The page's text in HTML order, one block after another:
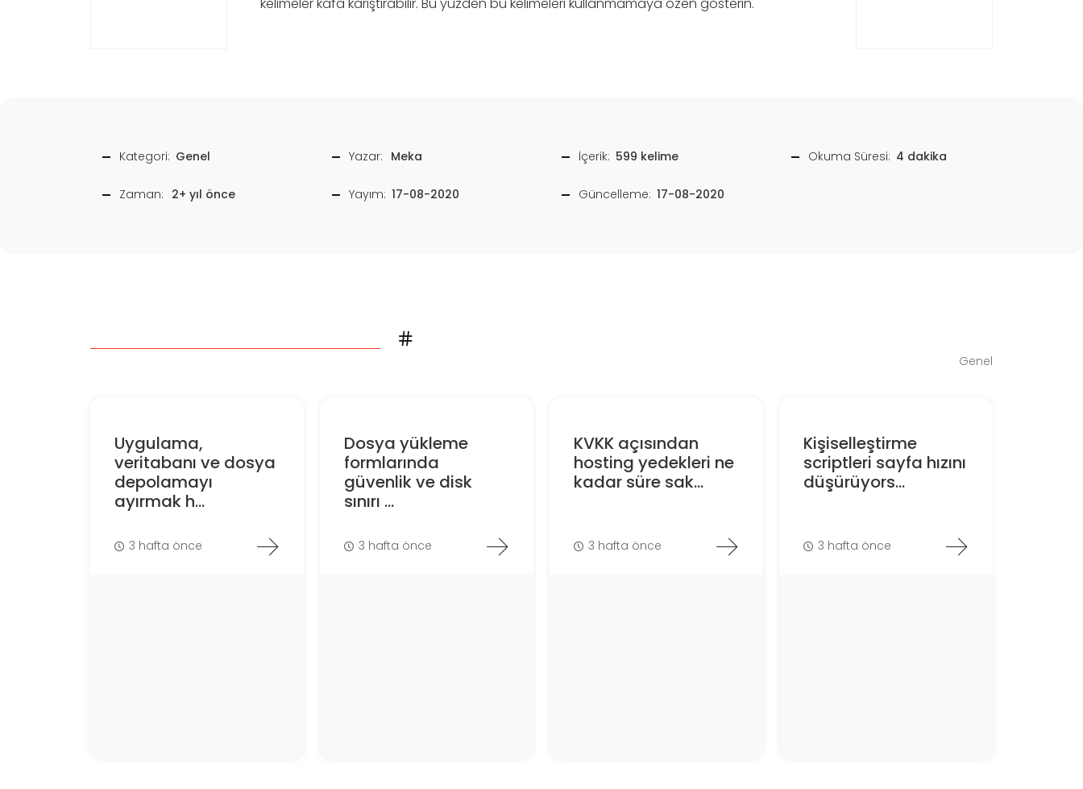
kelimeler kafa karıştırabilir. Bu yüzden bu kelimeleri kullanmamaya özen gösterin.
Kategori: Genel Yazar: Meka İçerik: 599 kelime Okuma Süresi: 4 dakika
Zaman: 2+ yıl önce Yayım: 17-08-2020 Güncelleme: 17-08-2020
Genel
Uygulama,
veritabanı ve dosya
depolamayı
ayırmak h...
3 hafta önce
Dosya yükleme
formlarında
güvenlik ve disk
sınırı ...
3 hafta önce
KVKK açısından
hosting yedekleri ne
kadar süre sak...
3 hafta önce
Kişiselleştirme
scriptleri sayfa hızını
düşürüyors...
3 hafta önce